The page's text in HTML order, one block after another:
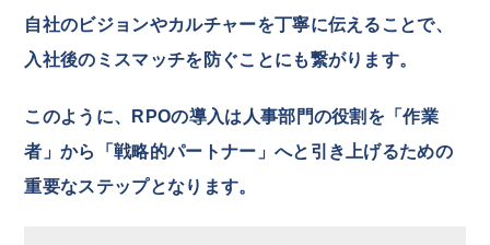
自社のビジョンやカルチャーを丁寧に伝えることで、
入社後のミスマッチを防ぐことにも繋がります。
このように、RPOの導入は人事部門の役割を「作業
者」から「戦略的パートナー」へと引き上げるための
重要なステップとなります。